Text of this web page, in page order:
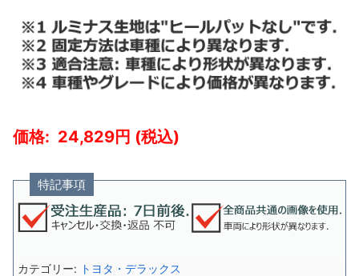
24,829
特記事項
カテゴリー: トヨタ・デラックス